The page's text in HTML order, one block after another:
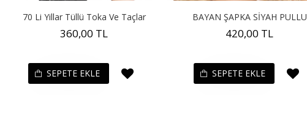
70 Li Yillar Tüllü Toka Ve Taçlar
360,00 TL
SEPETE EKLE
BAYAN ŞAPKA SİYAH PULLU
420,00 TL
SEPETE EKLE